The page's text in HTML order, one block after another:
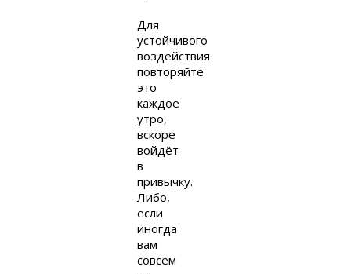
Для
устойчивого
воздействия
повторяйте
это
каждое
утро,
вскоре
войдёт
в
привычку.
Либо,
если
иногда
вам
совсем